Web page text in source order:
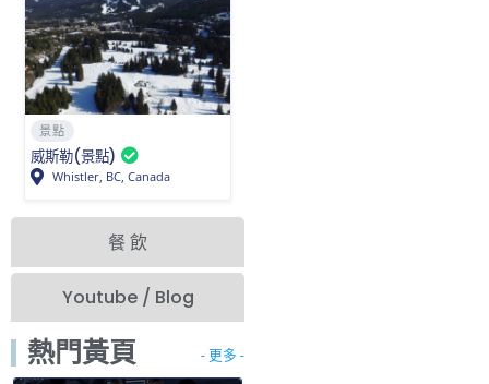
餐 飲
Youtube / Blog
景點
威斯勒(景點)
Whistler, BC, Canada
熱門黃頁 - 更多 -